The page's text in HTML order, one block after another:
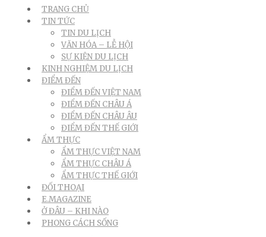
TRANG CHỦ
TIN TỨC
TIN DU LỊCH
VĂN HÓA – LỄ HỘI
SỰ KIỆN DU LỊCH
KINH NGHIỆM DU LỊCH
ĐIỂM ĐẾN
ĐIỂM ĐẾN VIỆT NAM
ĐIỂM ĐẾN CHÂU Á
ĐIỂM ĐẾN CHÂU ÂU
ĐIỂM ĐẾN THẾ GIỚI
ẨM THỰC
ẨM THỰC VIỆT NAM
ẨM THỰC CHÂU Á
ẨM THỰC THẾ GIỚI
ĐỐI THOẠI
E.MAGAZINE
Ở ĐÂU – KHI NÀO
PHONG CÁCH SỐNG